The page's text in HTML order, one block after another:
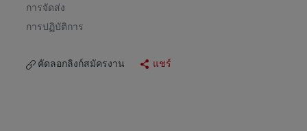
การจัดส่ง
การปฏิบัติการ
คัดลอกลิงก์สมัครงาน แชร์